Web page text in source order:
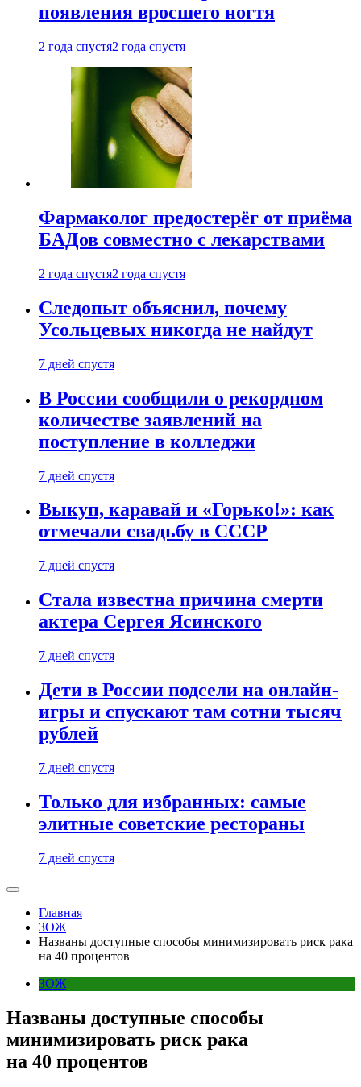
появления вросшего ногтя
2 года спустя2 года спустя
Фармаколог предостерёг от приёма
БАДов совместно с лекарствами
2 года спустя2 года спустя
Следопыт объяснил, почему
Усольцевых никогда не найдут
7 дней спустя
В России сообщили о рекордном
количестве заявлений на
поступление в колледжи
7 дней спустя
Выкуп, каравай и «Горько!»: как
отмечали свадьбу в СССР
7 дней спустя
Стала известна причина смерти
актера Сергея Ясинского
7 дней спустя
Дети в России подсели на онлайн-
игры и спускают там сотни тысяч
рублей
7 дней спустя
Только для избранных: самые
элитные советские рестораны
7 дней спустя
Главная
ЗОЖ
Названы доступные способы минимизировать риск рака
на 40 процентов
ЗОЖ
Названы доступные способы
минимизировать риск рака
на 40 процентов